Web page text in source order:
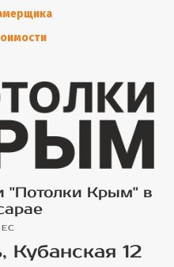
"Потолки Крым" в
Кубанская 12